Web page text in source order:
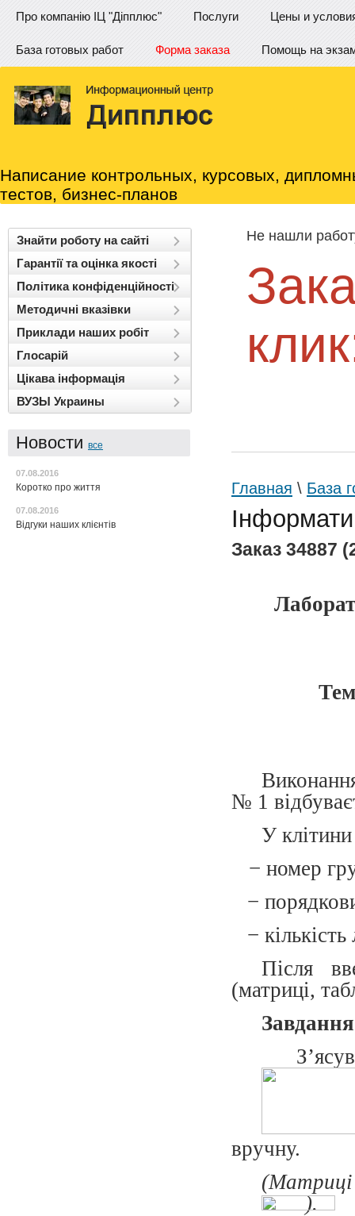
Про компанію ІЦ "Діпплюс" Послуги Цены и
База готовых работ Форма заказа Помощь на
Написание контрольных, курсовых,
тестов, бизнес-планов
Знайти роботу на сайті
Гарантії та оцінка якості
Політика конфіденційності
Методичні вказівки
Приклади наших робіт
Глосарій
Цікава інформація
ВУЗЫ Украины
Новости все
07.08.2016
Коротко про життя
07.08.2016
Відгуки наших клієнтів
Не нашли работу?
Главная \ База
Заказ 34887
№ 1
У
− номер
−
−
Після
(матриці,
вручну.
).